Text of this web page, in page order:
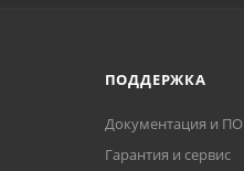
ПОДДЕРЖКА
Документация и ПО
Гарантия и сервис